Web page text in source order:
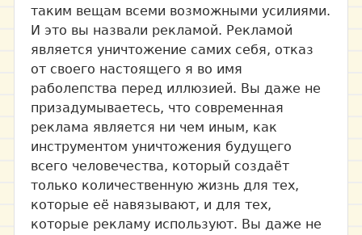
таким вещам всеми возможными усилиями.
И это вы назвали рекламой. Рекламой
является уничтожение самих себя, отказ
от своего настоящего я во имя
раболепства перед иллюзией. Вы даже не
призадумываетесь, что современная
реклама является ни чем иным, как
инструментом уничтожения будущего
всего человечества, который создаёт
только количественную жизнь для тех,
которые её навязывают, и для тех,
которые рекламу используют. Вы даже не